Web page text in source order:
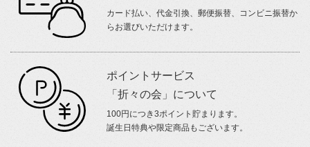
カード払い、代金引換、郵便振替、コンビニ振替か
らお選びいただけます。
ポイントサービス
「折々の会」について
100円につき3ポイント貯まります。
誕生日特典や限定商品もございます。